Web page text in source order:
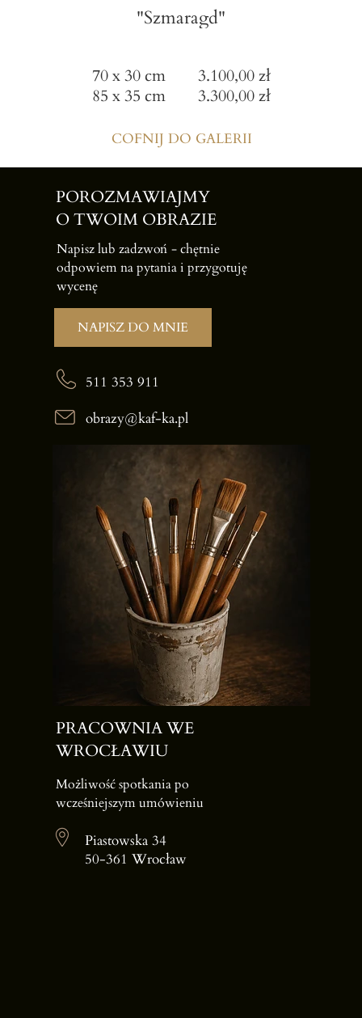
COFNIJ DO GALERII
70 x 30 cm 3.100,00 zł
85 x 35 cm 3.300,00 zł
"Szmaragd"
NAPISZ DO MNIE
Możliwość spotkania po
wcześniejszym umówieniu
Napisz lub zadzwoń -chętnie
odpowiem na pytania i przygotuję
wycenę
PRACOWNIA WE
WROCŁAWIU
POROZMAWIAJMY
O TWOIM OBRAZIE
Piastowska 34
50-361 Wrocław
obrazy@kaf-ka.pl
511 353 911